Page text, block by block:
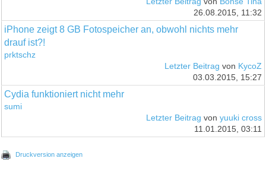
26.08.2015, 11:32
iPhone zeigt 8 GB Fotospeicher an, obwohl nichts mehr
drauf ist?!
prktschz
Letzter Beitrag von KycoZ
03.03.2015, 15:27
Cydia funktioniert nicht mehr
sumi
Letzter Beitrag von yuuki cross
11.01.2015, 03:11
Druckversion anzeigen